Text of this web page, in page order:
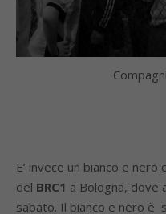
E’ invece un bianco e
del BRC1 a Bologna, dove
sabato. Il bianco e nero è